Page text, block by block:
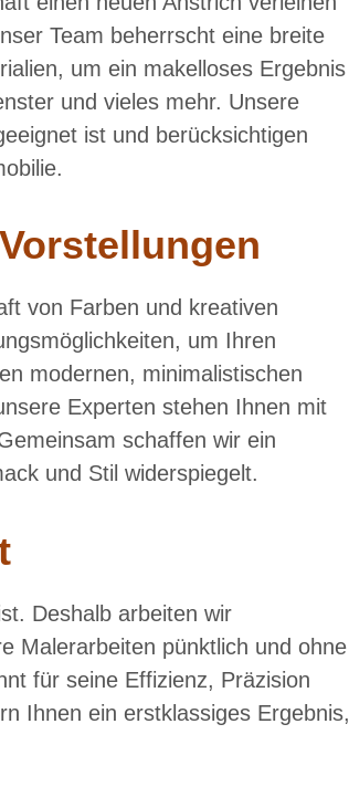
Team beherrscht eine breite
um ein makelloses Ergebnis
und vieles mehr. Unsere
ist und berücksichtigen
von Farben und kreativen
um Ihren
modernen, minimalistischen
Experten stehen Ihnen mit
schaffen wir ein
und Stil widerspiegelt.
Deshalb arbeiten wir
Malerarbeiten pünktlich und ohne
für seine Effizienz, Präzision
Ihnen ein erstklassiges Ergebnis,